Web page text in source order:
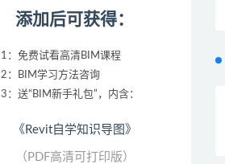
添加后可获得：
1：免费试看高清BIM课程
2：BIM学习方法咨询
3：送“BIM新手礼包”，内含：
《Revit自学知识导图》
（PDF高清可打印版）